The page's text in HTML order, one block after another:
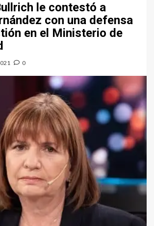
le contestó a
con una defensa
en el Ministerio de
0